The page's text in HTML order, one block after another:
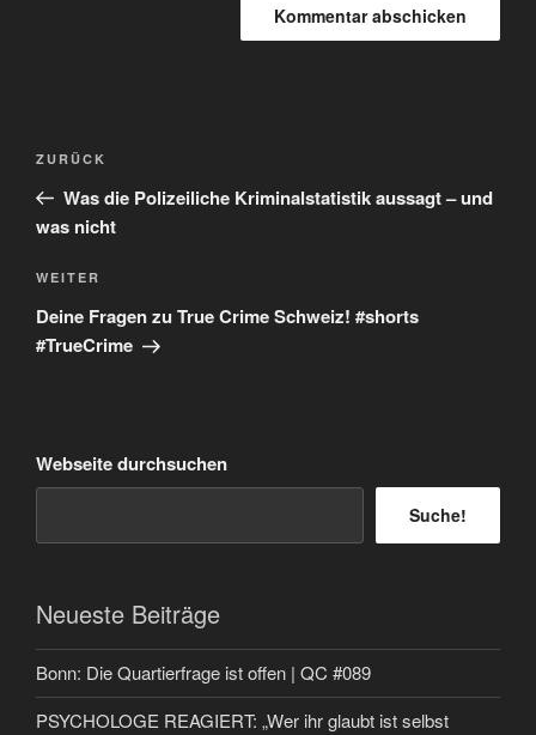
Beitragsnavigation
Vorheriger
Beitrag
ZURÜCK
Was die Polizeiliche Kriminalstatistik aussagt – und
was nicht
Nächster
Beitrag
WEITER
Deine Fragen zu True Crime Schweiz! #shorts
#TrueCrime
Webseite durchsuchen
Suche!
Neueste Beiträge
Bonn: Die Quartierfrage ist offen | QC #089
PSYCHOLOGE REAGIERT: „Wer ihr glaubt ist selbst